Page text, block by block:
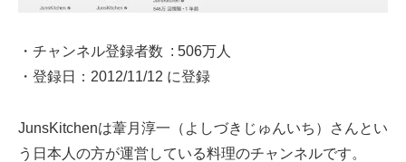
・チャンネル登録者数 : 506万人
・登録日： 2012/11/12 に登録
JunsKitchenは葦月淳一（よしづきじゅんいち）さんとい
う日本人の方が運営している料理のチャンネルです。